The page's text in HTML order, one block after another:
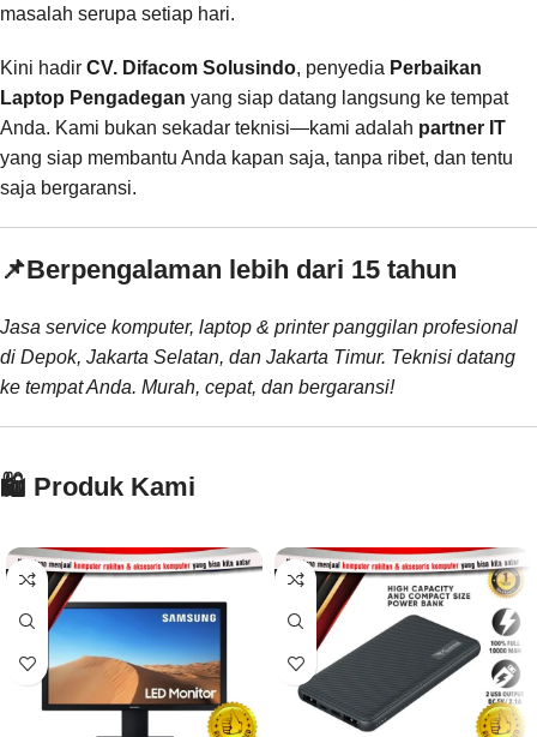
masalah serupa setiap hari.
Kini hadir CV. Difacom Solusindo, penyedia Perbaikan
Laptop Pengadegan yang siap datang langsung ke tempat
Anda. Kami bukan sekadar teknisi—kami adalah partner IT
yang siap membantu Anda kapan saja, tanpa ribet, dan tentu
saja bergaransi.
📌Berpengalaman lebih dari 15 tahun
Jasa service komputer, laptop & printer panggilan profesional
di Depok, Jakarta Selatan, dan Jakarta Timur. Teknisi datang
ke tempat Anda. Murah, cepat, dan bergaransi!
🛍️ Produk Kami